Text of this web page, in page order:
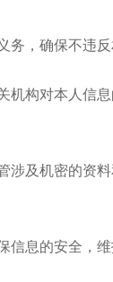
，确保不违反
机构对本人信
涉及机密的资
息的安全，维